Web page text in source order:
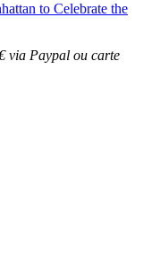
to Celebrate the
via Paypal ou carte